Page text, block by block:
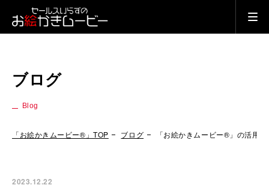
ブログ
Blog
「お絵かきムービー®」TOP ブログ 「お絵かきムービー®」の活用
2023.12.22